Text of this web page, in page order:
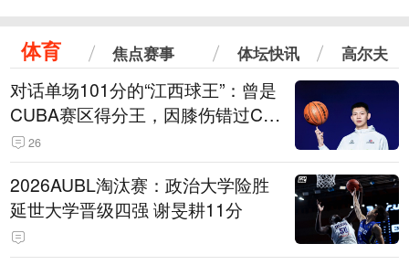
体育 焦点赛事 体坛快讯 高尔夫
对话单场101分的“江西球王”：曾是
CUBA赛区得分王，因膝伤错过CB
A选秀
26
2026AUBL淘汰赛：政治大学险胜
延世大学晋级四强 谢旻耕11分